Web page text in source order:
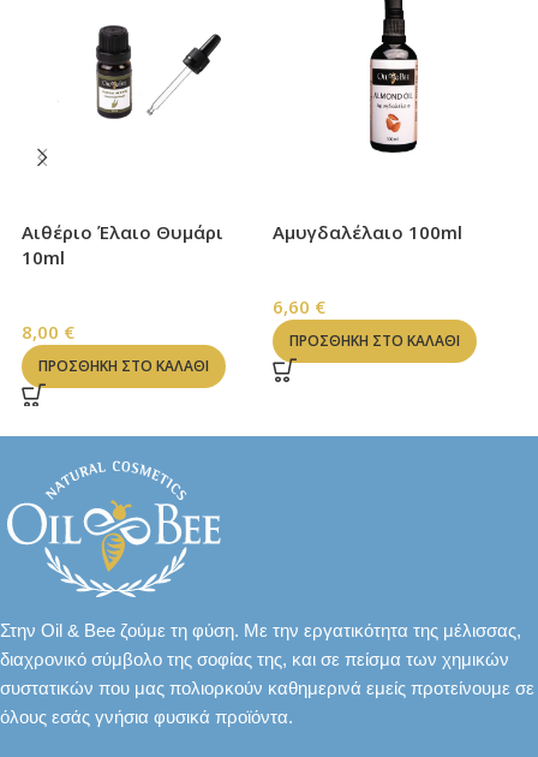
Αιθέριο Έλαιο Θυμάρι
10ml
8,00 €
ΠΡΟΣΘΉΚΗ ΣΤΟ ΚΑΛΆΘΙ
Αμυγδαλέλαιο 100ml
6,60 €
ΠΡΟΣΘΉΚΗ ΣΤΟ ΚΑΛΆΘΙ
Στην Oil & Bee ζούμε τη φύση. Με την εργατικότητα της μέλισσας,
διαχρονικό σύμβολο της σοφίας της, και σε πείσμα των χημικών
συστατικών που μας πολιορκούν καθημερινά εμείς προτείνουμε σε
όλους εσάς γνήσια φυσικά προϊόντα.